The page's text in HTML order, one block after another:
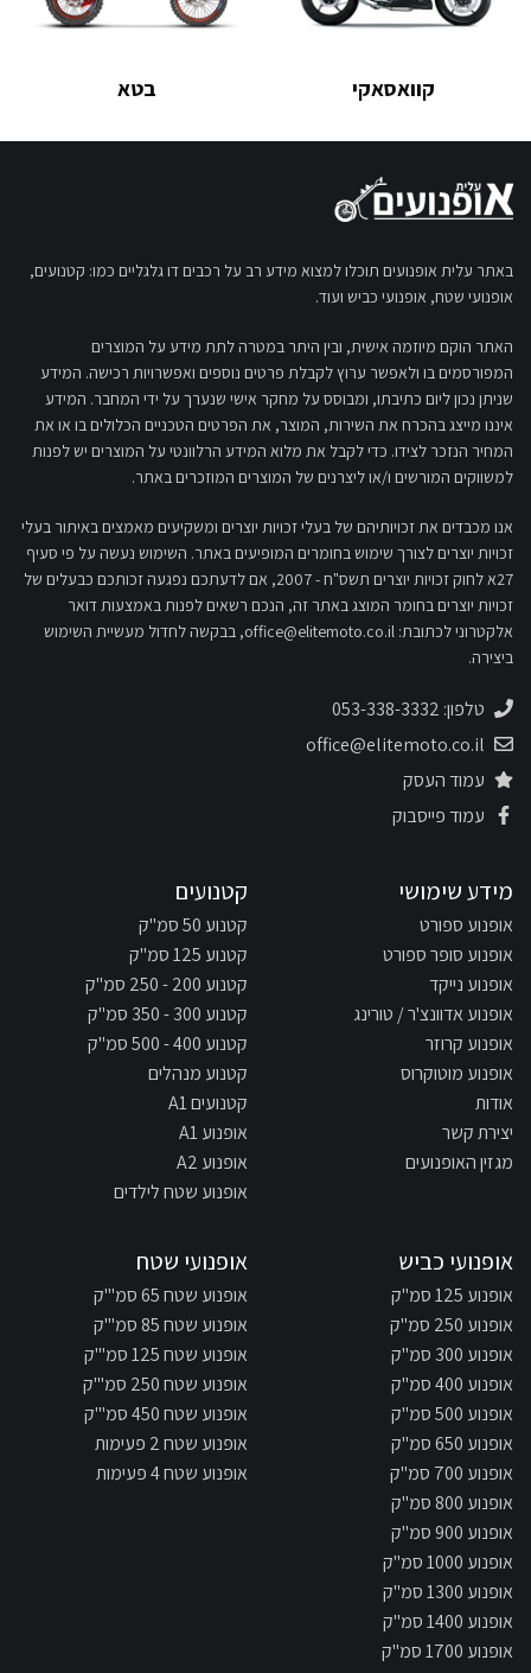
קוואסאקי בטא
באתר עלית אופנועים תוכלו למצוא מידע רב על רכבים דו גלגליים כמו: קטנועים,
אופנועי שטח, אופנועי כביש ועוד.
האתר הוקם מיוזמה אישית, ובין היתר במטרה לתת מידע על המוצרים
המפורסמים בו ולאפשר ערוץ לקבלת פרטים נוספים ואפשרויות רכישה. המידע
שניתן נכון ליום כתיבתו, ומבוסס על מחקר אישי שנערך על ידי המחבר. המידע
איננו מייצג בהכרח את השירות, המוצר, את הפרטים הטכניים הכלולים בו או את
המחיר הנזכר לצידו. כדי לקבל את מלוא המידע הרלוונטי על המוצרים יש לפנות
למשווקים המורשים ו/או ליצרנים של המוצרים המוזכרים באתר.
אנו מכבדים את זכויותיהם של בעלי זכויות יוצרים ומשקיעים מאמצים באיתור בעלי
זכויות יוצרים לצורך שימוש בחומרים המופיעים באתר. השימוש נעשה על פי סעיף
27א לחוק זכויות יוצרים תשס"ח - 2007, אם לדעתכם נפגעה זכותכם כבעלים של
זכויות יוצרים בחומר המוצג באתר זה, הנכם רשאים לפנות באמצעות דואר
אלקטרוני לכתובת: office@elitemoto.co.il, בבקשה לחדול מעשיית השימוש
ביצירה.
טלפון: 053-338-3332
office@elitemoto.co.il
עמוד העסק
עמוד פייסבוק
מידע שימושי
אופנוע ספורט
אופנוע סופר ספורט
אופנוע נייקד
אופנוע אדוונצ'ר / טורינג
אופנוע קרוזר
אופנוע מוטוקרוס
אודות
יצירת קשר
מגזין האופנועים
קטנועים
קטנוע 50 סמ"ק
קטנוע 125 סמ"ק
קטנוע 200 - 250 סמ"ק
קטנוע 300 - 350 סמ"ק
קטנוע 400 - 500 סמ"ק
קטנוע מנהלים
קטנועים A1
אופנוע A1
אופנוע A2
אופנוע שטח לילדים
אופנועי כביש
אופנוע 125 סמ"ק
אופנוע 250 סמ"ק
אופנוע 300 סמ"ק
אופנוע 400 סמ"ק
אופנוע 500 סמ"ק
אופנוע 650 סמ"ק
אופנוע 700 סמ"ק
אופנוע 800 סמ"ק
אופנוע 900 סמ"ק
אופנוע 1000 סמ"ק
אופנוע 1300 סמ"ק
אופנוע 1400 סמ"ק
אופנוע 1700 סמ"ק
אופנועי שטח
אופנוע שטח 65 סמ"'ק
אופנוע שטח 85 סמ"'ק
אופנוע שטח 125 סמ"'ק
אופנוע שטח 250 סמ"'ק
אופנוע שטח 450 סמ"'ק
אופנוע שטח 2 פעימות
אופנוע שטח 4 פעימות